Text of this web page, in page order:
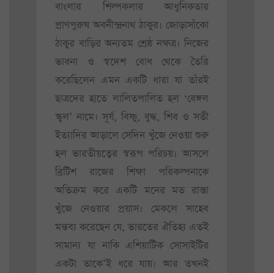
বাংলার শিল্পকলার আধুনিকতার
প্রাণপুরুষ অবনীন্দ্রনাথ ঠাকুর। জোড়াসাঁকো
ঠাকুর বাড়ির অন্যতম শ্রেষ্ঠ নক্ষত্র। নিজের
ভাবনা ও স্বদেশ বোধ থেকে তৈরি
করেছিলেন এমন একটি ধারা যা তাঁরই
ছাত্রদের হাতে লালিতপালিত হল ‘বেঙ্গল
স্কুল’ নামে। সূর্য, বিষ্ণু, বুদ্ধ, শিব ও সতী
ইত্যাদির আড়ালে সেদিন খুঁজে নেওয়া শুরু
হল ভারতীয়ত্বের স্বরূপ পরিচয়। আসলে
ব্রিটিশ রাজের শিক্ষা পরিকল্পনাকে
অতিক্রম করে একটি মনের মত রাস্তা
খুঁজে নেওয়ার প্রয়াস। মেকলে সাহেব
মন্তব্য করেছেন যে, ভারতের ঐতিহ্য এতই
সামান্য যা নাকি এশিয়াটিক সোসাইটির
একটা তাকে’ই ধরে যায়। আর তখনই